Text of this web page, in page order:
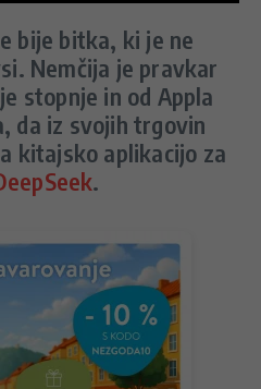
bije bitka, ki je ne
Nemčija je pravkar
stopnje in od Appla
da iz svojih trgovin
kitajsko aplikacijo za
.